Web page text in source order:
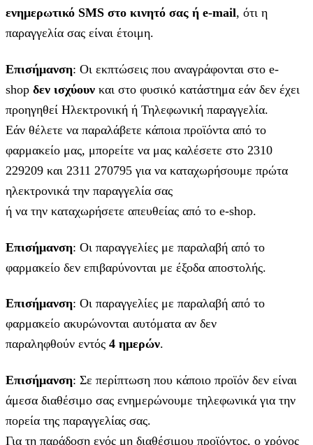
ενημερωτικό SMS στο κινητό σας ή e-mail, ότι η
παραγγελία σας είναι έτοιμη.
Επισήμανση: Οι εκπτώσεις που αναγράφονται στο e-
shop δεν ισχύουν και στο φυσικό κατάστημα εάν δεν έχει
προηγηθεί Ηλεκτρονική ή Τηλεφωνική παραγγελία.
Εάν θέλετε να παραλάβετε κάποια προϊόντα από το
φαρμακείο μας, μπορείτε να μας καλέσετε στο 2310
229209 και 2311 270795 για να καταχωρήσουμε πρώτα
ηλεκτρονικά την παραγγελία σας
ή να την καταχωρήσετε απευθείας από το e-shop.
Επισήμανση: Οι παραγγελίες με παραλαβή από το
φαρμακείο δεν επιβαρύνονται με έξοδα αποστολής.
Επισήμανση: Οι παραγγελίες με παραλαβή από το
φαρμακείο ακυρώνονται αυτόματα αν δεν
παραληφθούν εντός 4 ημερών.
Επισήμανση: Σε περίπτωση που κάποιο προϊόν δεν είναι
άμεσα διαθέσιμο σας ενημερώνουμε τηλεφωνικά για την
πορεία της παραγγελίας σας.
Για τη παράδοση ενός μη διαθέσιμου προϊόντος, ο χρόνος